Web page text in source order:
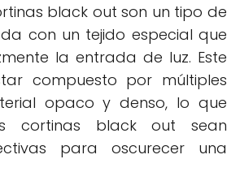
black out son un tipo de
con un tejido especial que
la entrada de luz. Este
compuesto por múltiples
opaco y denso, lo que
cortinas black out sean
para oscurecer una